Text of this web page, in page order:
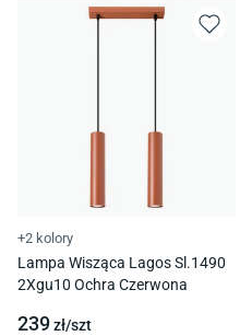
+2 kolory
Lampa Wisząca Lagos Sl.1490
2Xgu10 Ochra Czerwona
239zł/szt